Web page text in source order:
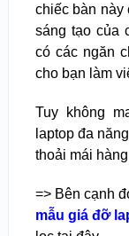
chiếc bàn này
sáng tạo của
có các ngăn
cho bạn làm
Tuy không
laptop đa
thoải mái
=> Bên cạnh
mẫu giá đỡ